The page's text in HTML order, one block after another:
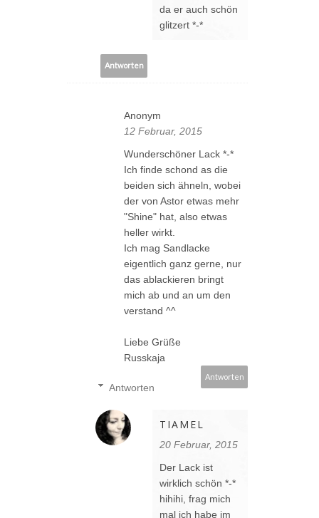
da er auch schön
glitzert *-*
Antworten
Anonym
12 Februar, 2015
Wunderschöner Lack *-*
Ich finde schond as die
beiden sich ähneln, wobei
der von Astor etwas mehr
"Shine" hat, also etwas
heller wirkt.
Ich mag Sandlacke
eigentlich ganz gerne, nur
das ablackieren bringt
mich ab und an um den
verstand ^^
Liebe Grüße
Russkaja
Antworten
Antworten
TIAMEL
20 Februar, 2015
Der Lack ist
wirklich schön *-*
hihihi, frag mich
mal ich habe im